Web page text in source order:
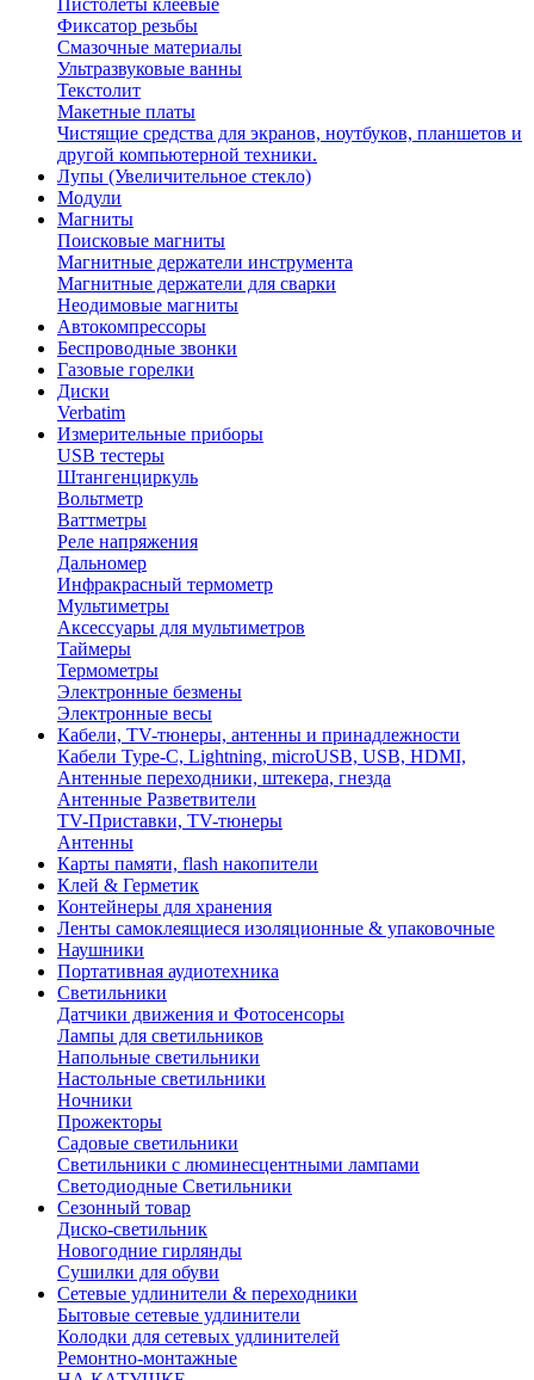
Пистолеты клеевые
Фиксатор резьбы
Смазочные материалы
Ультразвуковые ванны
Текстолит
Макетные платы
Чистящие средства для экранов, ноутбуков, планшетов и
другой компьютерной техники.
Лупы (Увеличительное стекло)
Модули
Магниты
Поисковые магниты
Магнитные держатели инструмента
Магнитные держатели для сварки
Неодимовые магниты
Автокомпрессоры
Беспроводные звонки
Газовые горелки
Диски
Verbatim
Измерительные приборы
USB тестеры
Штангенциркуль
Вольтметр
Ваттметры
Реле напряжения
Дальномер
Инфракрасный термометр
Мультиметры
Аксессуары для мультиметров
Таймеры
Термометры
Электронные безмены
Электронные весы
Кабели, TV-тюнеры, антенны и принадлежности
Кабели Type-C, Lightning, microUSB, USB, HDMI,
Антенные переходники, штекера, гнезда
Антенные Разветвители
TV-Приставки, TV-тюнеры
Антенны
Карты памяти, flash накопители
Клей & Герметик
Контейнеры для хранения
Ленты самоклеящиеся изоляционные & упаковочные
Наушники
Портативная аудиотехника
Светильники
Датчики движения и Фотосенсоры
Лампы для светильников
Напольные светильники
Настольные светильники
Ночники
Прожекторы
Садовые светильники
Светильники с люминесцентными лампами
Светодиодные Светильники
Сезонный товар
Диско-светильник
Новогодние гирлянды
Сушилки для обуви
Сетевые удлинители & переходники
Бытовые сетевые удлинители
Колодки для сетевых удлинителей
Ремонтно-монтажные